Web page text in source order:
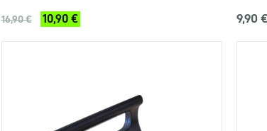
16,90 € 10,90 € 9,90 €